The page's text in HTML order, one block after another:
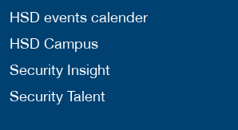
HSD events calender
HSD Campus
Security Insight
Security Talent